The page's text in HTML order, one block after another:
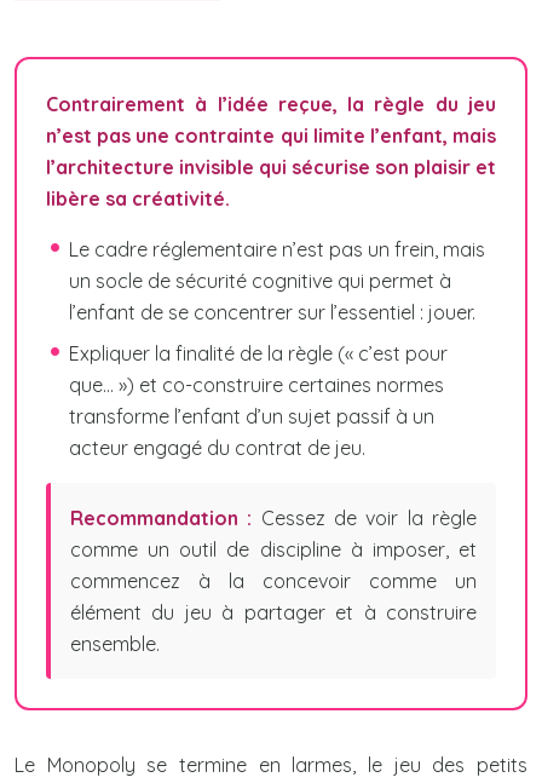
Contrairement à l’idée reçue, la règle du jeu
n’est pas une contrainte qui limite l’enfant, mais
l’architecture invisible qui sécurise son plaisir et
libère sa créativité.
Le cadre réglementaire n’est pas un frein, mais
un socle de sécurité cognitive qui permet à
l’enfant de se concentrer sur l’essentiel : jouer.
Expliquer la finalité de la règle (« c’est pour
que… ») et co-construire certaines normes
transforme l’enfant d’un sujet passif à un
acteur engagé du contrat de jeu.
Recommandation : Cessez de voir la règle
comme un outil de discipline à imposer, et
commencez à la concevoir comme un
élément du jeu à partager et à construire
ensemble.
Le Monopoly se termine en larmes, le jeu des petits